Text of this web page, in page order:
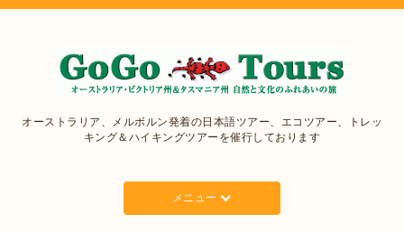
オーストラリア、メルボルン発着の日本語ツアー、エコツアー、トレッ
キング＆ハイキングツアーを催行しております
メニュー